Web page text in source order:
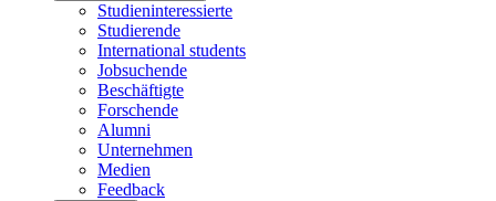
Studieninteressierte
Studierende
International students
Jobsuchende
Beschäftigte
Forschende
Alumni
Unternehmen
Medien
Feedback